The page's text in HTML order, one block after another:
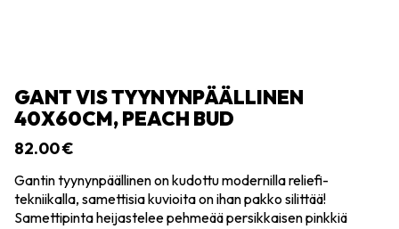
GANT VIS TYYNYNPÄÄLLINEN
40X60CM, PEACH BUD
82.00€
Gantin tyynynpäällinen on kudottu modernilla reliefi-
tekniikalla, samettisia kuvioita on ihan pakko silittää!
Samettipinta heijastelee pehmeää persikkaisen pinkkiä